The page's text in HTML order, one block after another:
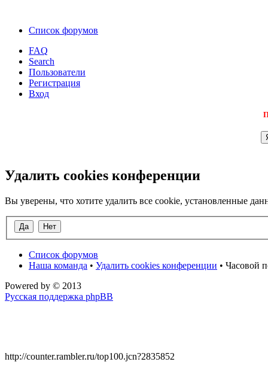
Список форумов
FAQ
Search
Пользователи
Регистрация
Вход
Удалить cookies конференции
Вы уверены, что хотите удалить все cookie, установленные
Список форумов
Наша команда • Удалить cookies конференции • Часовой
Powered by © 2013
Русская поддержка phpBB
http://counter.rambler.ru/top100.jcn?2835852